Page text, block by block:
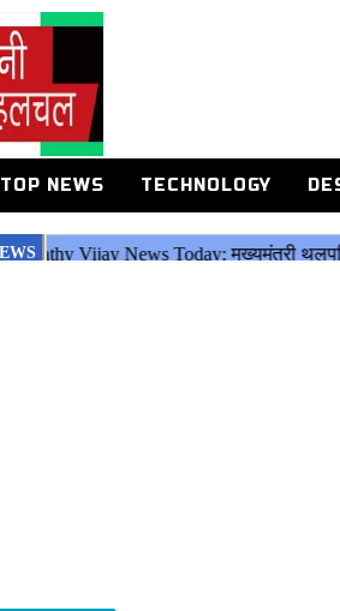
TOP NEWS TECHNOLOGY